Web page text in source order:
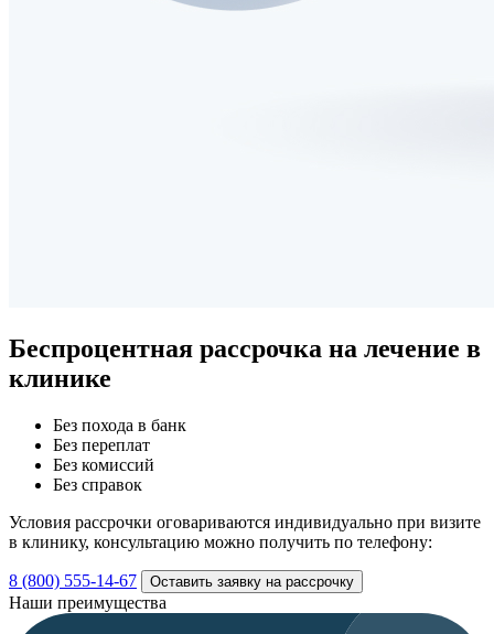
Беспроцентная рассрочка на лечение в
клинике
Без похода в банк
Без переплат
Без комиссий
Без справок
Условия рассрочки оговариваются индивидуально при визите
в клинику, консультацию можно получить по телефону:
8 (800) 555-14-67 Оставить заявку на рассрочку
Наши преимущества